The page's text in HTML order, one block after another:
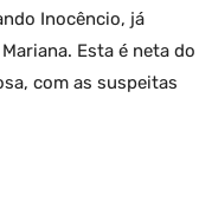
Inocêncio, já
Esta é neta do
com as suspeitas